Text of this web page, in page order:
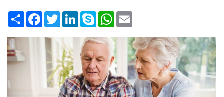
Share
FacebookTwitterLinkedInSkype
WhatsAppEmail